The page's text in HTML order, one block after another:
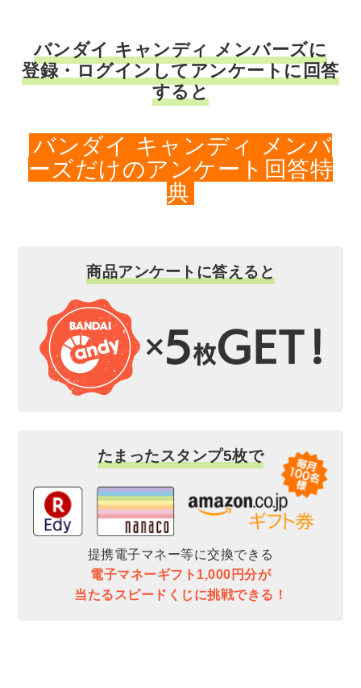
バンダイ キャンディ メンバーズに
登録・ログインしてアンケートに回答
すると
バンダイ キャンディ メンバ
ーズだけのアンケート回答特
典
商品アンケートに答えると
たまったスタンプ5枚で
提携電子マネー等に交換できる
電子マネーギフト1,000円分が
当たるスピードくじに挑戦できる！